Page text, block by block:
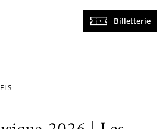
Navigation
principale
Billetterie